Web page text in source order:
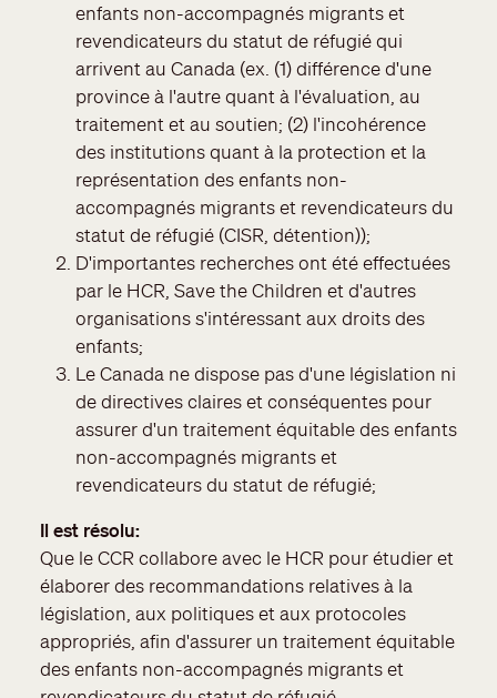
enfants non-accompagnés migrants et
revendicateurs du statut de réfugié qui
arrivent au Canada (ex. (1) différence d'une
province à l'autre quant à l'évaluation, au
traitement et au soutien; (2) l'incohérence
des institutions quant à la protection et la
représentation des enfants non-
accompagnés migrants et revendicateurs du
statut de réfugié (CISR, détention));
D'importantes recherches ont été effectuées
par le HCR, Save the Children et d'autres
organisations s'intéressant aux droits des
enfants;
Le Canada ne dispose pas d'une législation ni
de directives claires et conséquentes pour
assurer d'un traitement équitable des enfants
non-accompagnés migrants et
revendicateurs du statut de réfugié;
Il est résolu
Que le CCR collabore avec le HCR pour étudier et
élaborer des recommandations relatives à la
législation, aux politiques et aux protocoles
appropriés, afin d'assurer un traitement équitable
des enfants non-accompagnés migrants et